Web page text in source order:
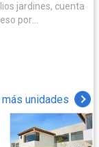
jardines, cuenta
por
Institución
unidades